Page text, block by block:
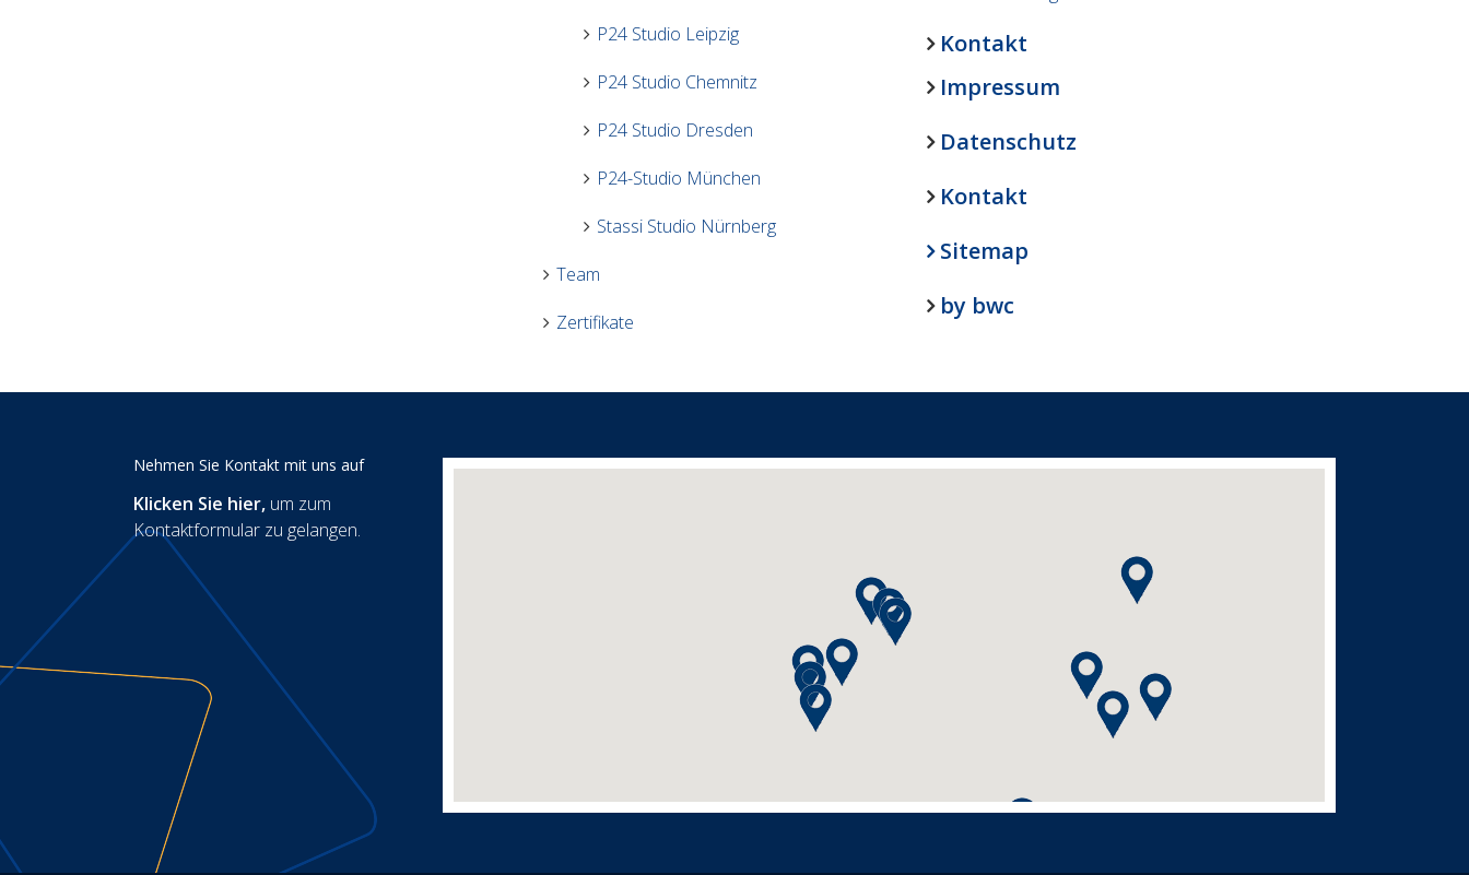
P24 Studio Leipzig
P24 Studio Chemnitz
P24 Studio Dresden
P24-Studio München
Stassi Studio Nürnberg
Team
Zertifikate
Kontakt
Impressum
Datenschutz
Kontakt
Sitemap
by bwc
Nehmen Sie Kontakt mit uns auf
Klicken Sie hier, um zum
Kontaktformular zu gelangen.